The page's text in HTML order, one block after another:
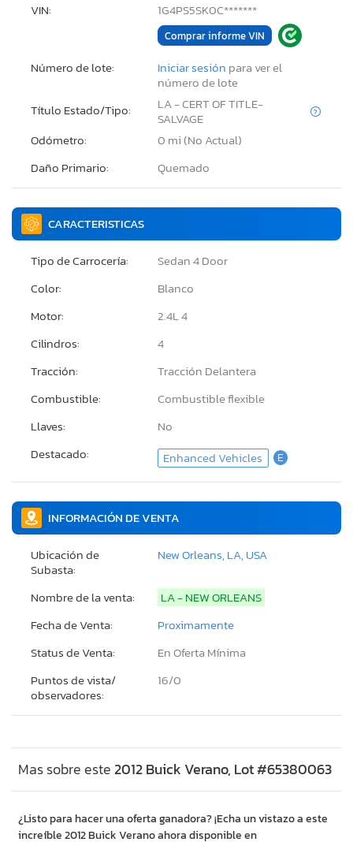
VIN: 1G4PS5SK0C*******
Comprar informe VIN
Número de lote: Iniciar sesión para ver el
número de lote
Título Estado/Tipo:
LA - CERT OF TITLE-
SALVAGE
Odómetro:
0 mi (No Actual)
Daño Primario:
Quemado
CARACTERISTICAS
Tipo de Carrocería:
Sedan 4 Door
Color:
Blanco
Motor:
2.4L 4
Cilindros:
4
Tracción:
Tracción Delantera
Combustible:
Combustible flexible
Llaves:
No
Destacado:
Enhanced Vehicles E
INFORMACIÓN DE VENTA
Ubicación de
Subasta:
New Orleans, LA, USA
Nombre de la venta:
LA - NEW ORLEANS
Fecha de Venta:
Proximamente
Status de Venta:
En Oferta Mínima
Puntos de vista/
observadores:
16/0
Mas sobre este2012 Buick Verano, Lot #65380063
¿Listo para hacer una oferta ganadora? ¡Echa un vistazo a este
increíble 2012 Buick Verano ahora disponible en